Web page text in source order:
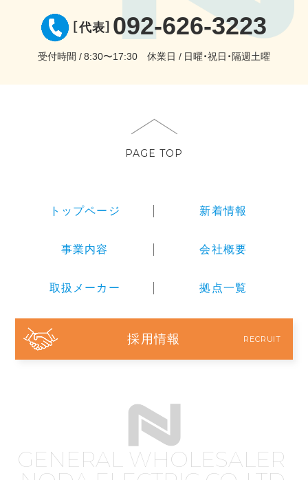
［代表］ 092-626-3223
受付時間 8:30〜17:30 休業日 日曜・祝日・隔週土曜
PAGE TOP
トップページ 新着情報
事業内容 会社概要
取扱メーカー 拠点一覧
採用情報 RECRUIT
GENERAL WHOLESALER